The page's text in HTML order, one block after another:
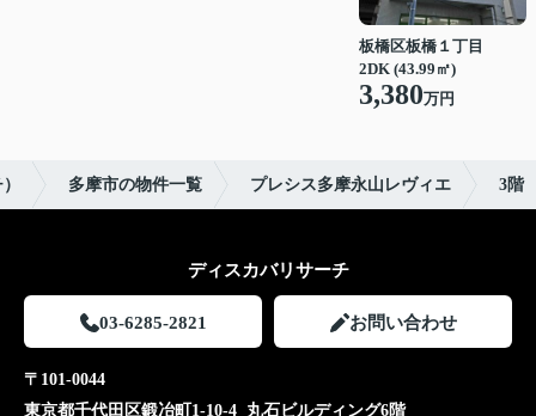
板橋区板橋１丁目
2DK (43.99㎡)
3,380万円
多摩市の物件一覧 プレシス多摩永山レヴィエ 3階
ディスカバリサーチ
03-6285-2821 お問い合わせ
〒101-0044
東京都千代田区鍛冶町1-10-4 丸石ビルディング6階